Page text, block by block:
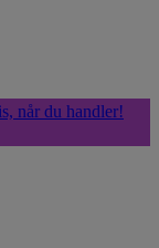
når du handler!